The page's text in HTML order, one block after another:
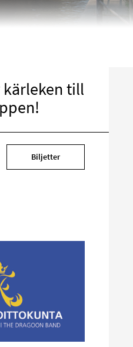
kärleken till
Biljetter